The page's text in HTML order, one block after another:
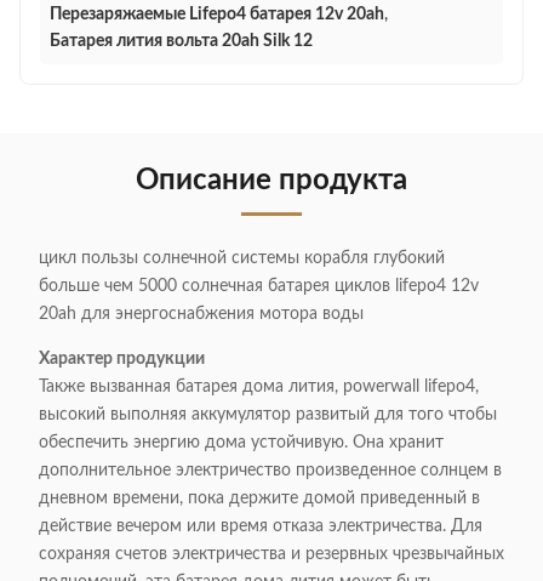
Перезаряжаемые Lifepo4 батарея 12v 20ah,
Батарея лития вольта 20ah Silk 12
Описание продукта
цикл пользы солнечной системы корабля глубокий
больше чем 5000 солнечная батарея циклов lifepo4 12v
20ah для энергоснабжения мотора воды
Характер продукции
Также вызванная батарея дома лития, powerwall lifepo4,
высокий выполняя аккумулятор развитый для того чтобы
обеспечить энергию дома устойчивую. Она хранит
дополнительное электричество произведенное солнцем в
дневном времени, пока держите домой приведенный в
действие вечером или время отказа электричества. Для
сохраняя счетов электричества и резервных чрезвычайных